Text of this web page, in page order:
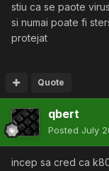
stiu ca se paote
si numai poate fi
protejat
Quote
qbert
Posted July
incep sa cred ca